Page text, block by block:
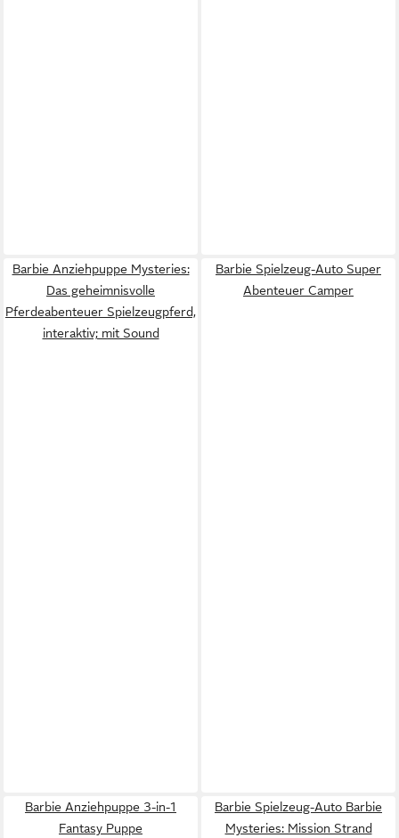
Barbie Anziehpuppe Mysteries:
Das geheimnisvolle
Pferdeabenteuer Spielzeugpferd,
interaktiv; mit Sound
Barbie Spielzeug-Auto Super
Abenteuer Camper
Barbie Anziehpuppe 3-in-1
Fantasy Puppe
Barbie Spielzeug-Auto Barbie
Mysteries: Mission Strand